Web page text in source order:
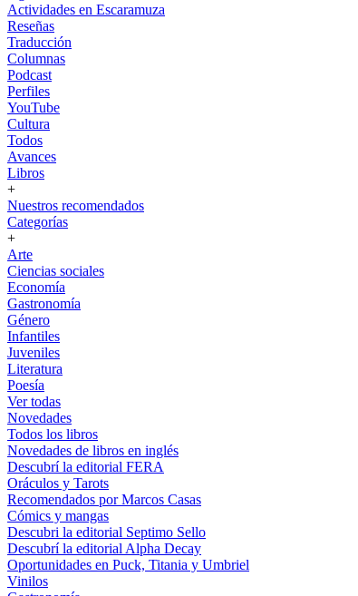
Actividades en Escaramuza
Reseñas
Traducción
Columnas
Podcast
Perfiles
YouTube
Cultura
Todos
Avances
Libros
+
Nuestros recomendados
Categorías
+
Arte
Ciencias sociales
Economía
Gastronomía
Género
Infantiles
Juveniles
Literatura
Poesía
Ver todas
Novedades
Todos los libros
Novedades de libros en inglés
Descubrí la editorial FERA
Oráculos y Tarots
Recomendados por Marcos Casas
Cómics y mangas
Descubri la editorial Septimo Sello
Descubrí la editorial Alpha Decay
Oportunidades en Puck, Titania y Umbriel
Vinilos